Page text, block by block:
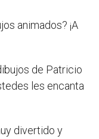
animados? ¡A
de Patricio
les encanta
divertido y